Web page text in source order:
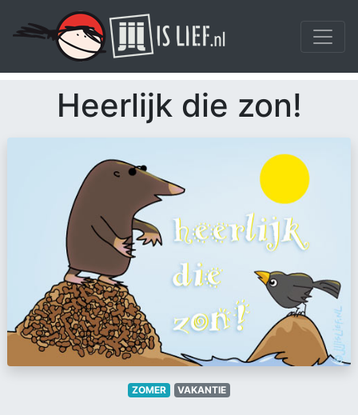
Heerlijk die zon!
ZOMER VAKANTIE